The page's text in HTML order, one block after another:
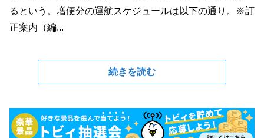
るという。増便分の運航スケジュールは以下の通り。※訂
正案内（編...
続きを読む